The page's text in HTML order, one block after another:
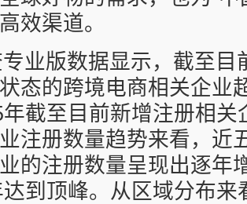
效渠道。
业版数据显示，截至目
态的跨境电商相关企业
截至目前新增注册相关
注册数量趋势来看，近
的注册数量呈现出逐年
到顶峰。从区域分布来